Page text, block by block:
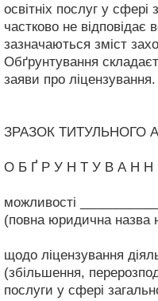
освітніх послуг у
частково не
зазначаються зміст
Обґрунтування
заяви про ліцензування.
ЗРАЗОК ТИТУЛЬНОГО
О Б Ґ Р У Н Т У В А Н Н
можливості
(повна юридична назва
щодо ліцензування
(збільшення,
послуги у сфері